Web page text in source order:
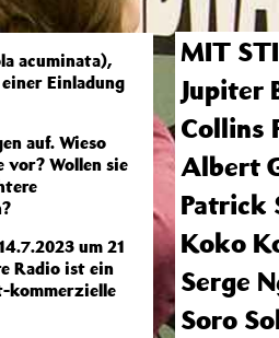
acuminata),
Einladung
auf. Wieso
vor? Wollen sie
um 21
Radio ist ein
kommerzielle
MIT
Jupiter
Collins
Albert
Patrick
Koko
Serge
Soro